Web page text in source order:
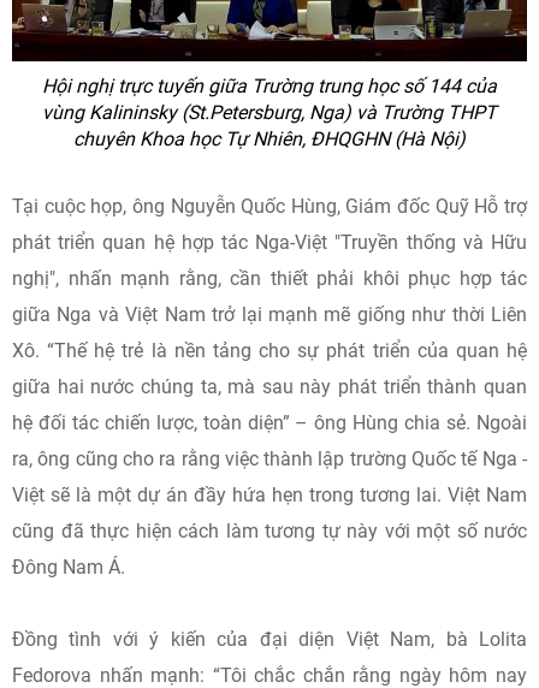
Hội nghị trực tuyến giữa Trường trung học số 144 của
vùng Kalininsky (St.Petersburg, Nga) và Trường THPT
chuyên Khoa học Tự Nhiên, ĐHQGHN (Hà Nội)
Tại cuộc họp, ông Nguyễn Quốc Hùng, Giám đốc Quỹ Hỗ trợ
phát triển quan hệ hợp tác Nga-Việt "Truyền thống và Hữu
nghị", nhấn mạnh rằng, cần thiết phải khôi phục hợp tác
giữa Nga và Việt Nam trở lại mạnh mẽ giống như thời Liên
Xô. “Thế hệ trẻ là nền tảng cho sự phát triển của quan hệ
giữa hai nước chúng ta, mà sau này phát triển thành quan
hệ đối tác chiến lược, toàn diện” – ông Hùng chia sẻ. Ngoài
ra, ông cũng cho ra rằng việc thành lập trường Quốc tế Nga -
Việt sẽ là một dự án đầy hứa hẹn trong tương lai. Việt Nam
cũng đã thực hiện cách làm tương tự này với một số nước
Đông Nam Á.
Đồng tình với ý kiến của đại diện Việt Nam, bà Lolita
Fedorova nhấn mạnh: “Tôi chắc chắn rằng ngày hôm nay